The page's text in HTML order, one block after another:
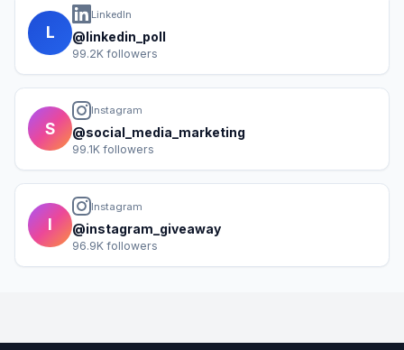
L
LinkedIn
@linkedin_poll
99.2K followers
S
Instagram
@social_media_marketing
99.1K followers
I
Instagram
@instagram_giveaway
96.9K followers